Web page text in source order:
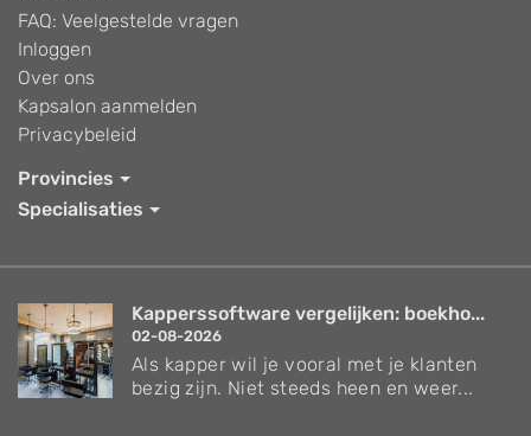
FAQ: Veelgestelde vragen
Inloggen
Over ons
Kapsalon aanmelden
Privacybeleid
Provincies
Specialisaties
Kapperssoftware vergelijken: boekho...
02-08-2026
Als kapper wil je vooral met je klanten
bezig zijn. Niet steeds heen en weer...